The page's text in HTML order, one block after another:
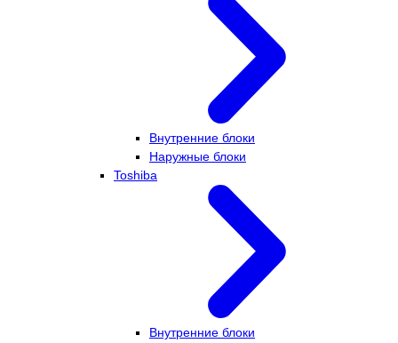
Внутренние блоки
Наружные блоки
Toshiba
Внутренние блоки